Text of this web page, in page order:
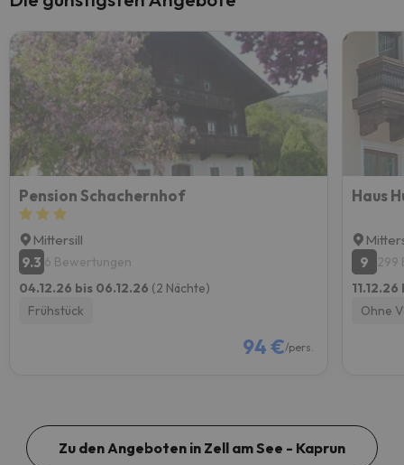
Pension Schachernhof
Mittersill
9.3 6 Bewertungen
04.12.26 bis 06.12.26 (2 Nächte)
Frühstück
94 €/pers.
Haus
9
299
Ohne
Zu den Angeboten in Zell am See - Kaprun